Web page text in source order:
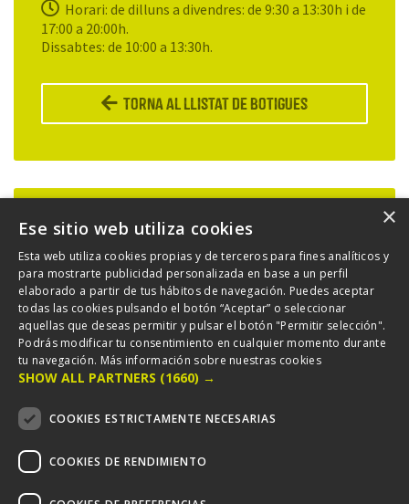
Horari: de dilluns a divendres: de 9:30 a 13:30h i de
17:00 a 20:00h.
Dissabtes: de 10:00 a 13:30h.
Torna al llistat de botigues
×
Ese sitio web utiliza cookies
Esta web utiliza cookies propias y de terceros para fines analíticos y
para mostrarte publicidad personalizada en base a un perfil
elaborado a partir de tus hábitos de navegación. Puedes aceptar
todas las cookies pulsando el botón “Aceptar” o seleccionar
aquellas que deseas permitir y pulsar el botón "Permitir selección".
Podrás modificar tu consentimiento en cualquier momento durante
tu navegación. Más información sobre nuestras cookies
SHOW ALL PARTNERS (1660) →
COOKIES ESTRICTAMENTE NECESARIAS
COOKIES DE RENDIMIENTO